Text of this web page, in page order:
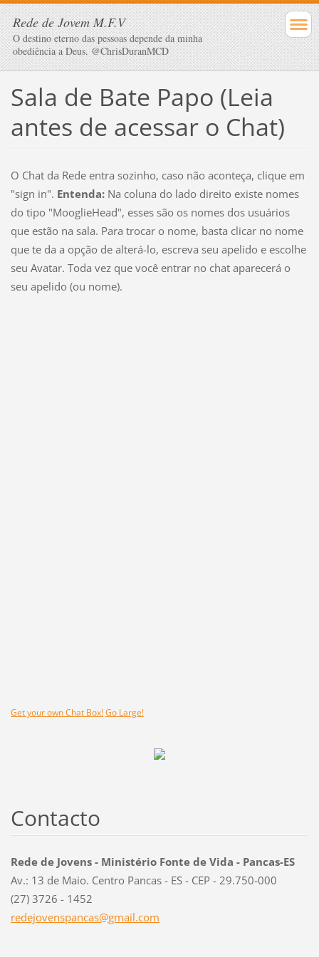
Rede de Jovem M.F.V
O destino eterno das pessoas depende da minha
obediência a Deus. @ChrisDuranMCD
Sala de Bate Papo (Leia
antes de acessar o Chat)
O Chat da Rede entra sozinho, caso não aconteça, clique em
"sign in". Entenda:Na coluna do lado direito existe nomes
do tipo "MooglieHead", esses são os nomes dos usuários
que estão na sala. Para trocar o nome, basta clicar no nome
que te da a opção de alterá-lo, escreva seu apelido e escolhe
seu Avatar. Toda vez que você entrar no chat aparecerá o
seu apelido (ou nome).
Get your own Chat Box!Go Large!
Contacto
Rede de Jovens - Ministério Fonte de Vida - Pancas-ES
Av.: 13 de Maio. Centro Pancas - ES - CEP - 29.750-000
(27) 3726 - 1452
redejovenspancas@gmail.com